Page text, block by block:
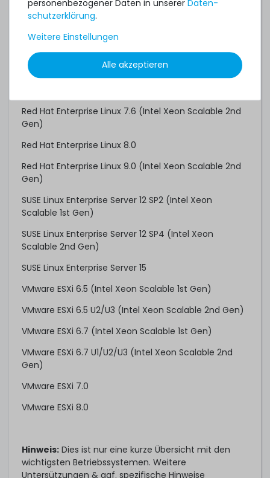
Oracle Linux/UEK 9.0
Red Hat Enterprise Linux 6.9 (Intel Xeon Scalable 1st
Gen)
Red Hat Enterprise Linux 7.3 (Intel Xeon Scalable 1st
Red Hat Enterprise Linux 7.6 (Intel Xeon Scalable 2nd
Gen)
Red Hat Enterprise Linux 8.0
Red Hat Enterprise Linux 9.0 (Intel Xeon Scalable 2nd
Gen)
SUSE Linux Enterprise Server 12 SP2 (Intel Xeon
Scalable 1st Gen)
SUSE Linux Enterprise Server 12 SP4 (Intel Xeon
Scalable 2nd Gen)
SUSE Linux Enterprise Server 15
VMware ESXi 6.5 (Intel Xeon Scalable 1st Gen)
VMware ESXi 6.5 U2/U3 (Intel Xeon Scalable 2nd Gen)
VMware ESXi 6.7 (Intel Xeon Scalable 1st Gen)
VMware ESXi 6.7 U1/U2/U3 (Intel Xeon Scalable 2nd
Gen)
VMware ESXi 7.0
VMware ESXi 8.0
Hinweis: Dies ist nur eine kurze Übersicht mit den
wichtigsten Betriebssystemen. Weitere
Untersützungen & ggf. spezifische Hinweise
personenbezogener Daten in unserer Daten­
schutz­erklärung.
Weitere Einstellungen
Alle akzeptieren